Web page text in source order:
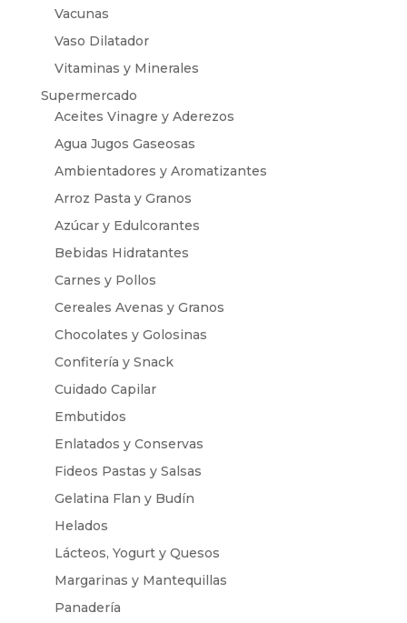
Vacunas
Vaso Dilatador
Vitaminas y Minerales
Supermercado
Aceites Vinagre y Aderezos
Agua Jugos Gaseosas
Ambientadores y Aromatizantes
Arroz Pasta y Granos
Azúcar y Edulcorantes
Bebidas Hidratantes
Carnes y Pollos
Cereales Avenas y Granos
Chocolates y Golosinas
Confitería y Snack
Cuidado Capilar
Embutidos
Enlatados y Conservas
Fideos Pastas y Salsas
Gelatina Flan y Budín
Helados
Lácteos, Yogurt y Quesos
Margarinas y Mantequillas
Panadería